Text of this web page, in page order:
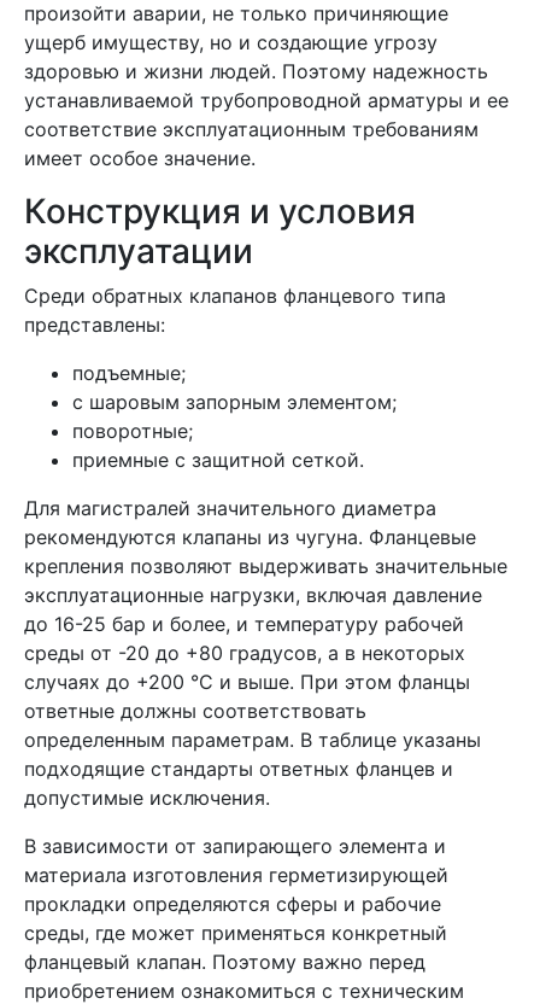
произойти аварии, не только причиняющие
ущерб имуществу, но и создающие угрозу
здоровью и жизни людей. Поэтому надежность
устанавливаемой трубопроводной арматуры и ее
соответствие эксплуатационным требованиям
имеет особое значение.
Конструкция и условия
эксплуатации
Среди обратных клапанов фланцевого типа
представлены:
подъемные;
с шаровым запорным элементом;
поворотные;
приемные с защитной сеткой.
Для магистралей значительного диаметра
рекомендуются клапаны из чугуна. Фланцевые
крепления позволяют выдерживать значительные
эксплуатационные нагрузки, включая давление
до 16-25 бар и более, и температуру рабочей
среды от -20 до +80 градусов, а в некоторых
случаях до +200 °C и выше. При этом фланцы
ответные должны соответствовать
определенным параметрам. В таблице указаны
подходящие стандарты ответных фланцев и
допустимые исключения.
В зависимости от запирающего элемента и
материала изготовления герметизирующей
прокладки определяются сферы и рабочие
среды, где может применяться конкретный
фланцевый клапан. Поэтому важно перед
приобретением ознакомиться с техническим